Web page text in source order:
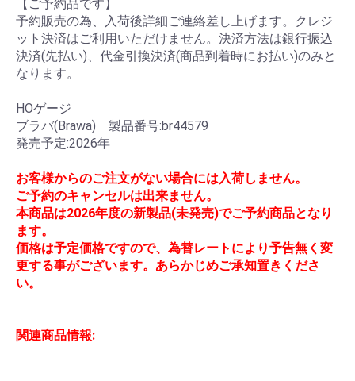
【ご予約品です】
予約販売の為、入荷後詳細ご連絡差し上げます。クレジ
ット決済はご利用いただけません。決済方法は銀行振込
決済(先払い)、代金引換決済(商品到着時にお払い)のみと
なります。
HOゲージ
ブラバ(Brawa) 製品番号:br44579
発売予定:2026年
お客様からのご注文がない場合には入荷しません。
ご予約のキャンセルは出来ません。
本商品は2026年度の新製品(未発売)でご予約商品となり
ます。
価格は予定価格ですので、為替レートにより予告無く変
更する事がございます。あらかじめご承知置きくださ
い。
関連商品情報: